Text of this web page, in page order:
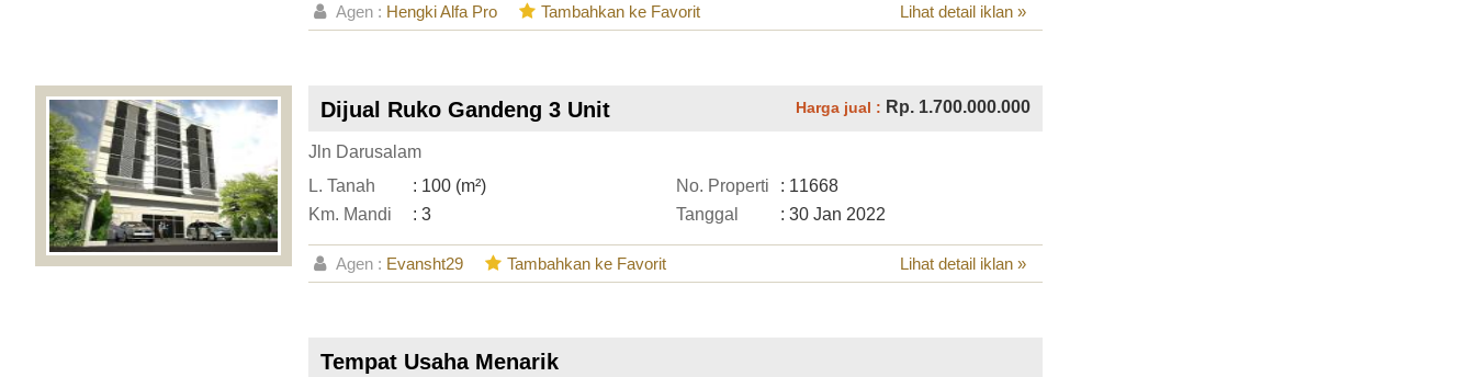
Agen : Hengki Alfa Pro Lihat detail iklan »
Tambahkan ke Favorit
Dijual Ruko Gandeng 3 Unit Harga jual : Rp. 1.700.000.000
Jln Darusalam
L. Tanah
: 100 (m²)
Km. Mandi
: 3
No. Properti
: 11668
Tanggal
: 30 Jan 2022
Agen : Evansht29 Lihat detail iklan »
Tambahkan ke Favorit
Tempat Usaha Menarik